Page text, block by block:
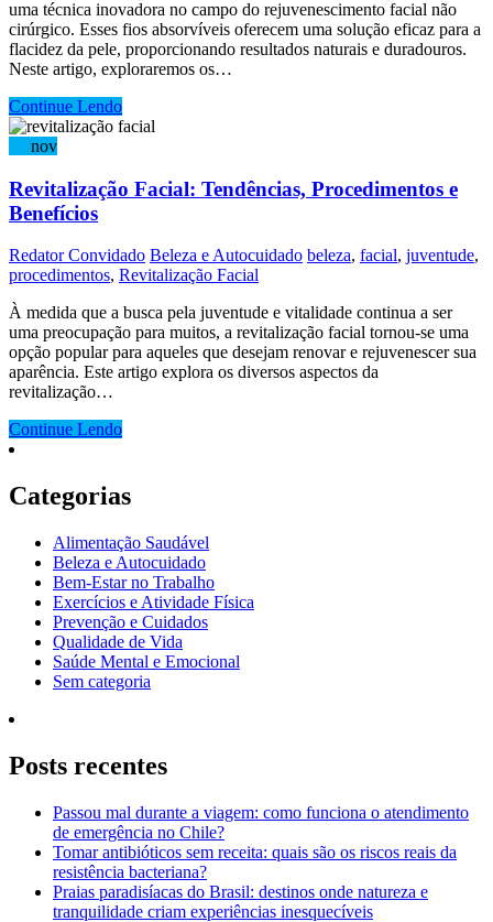
uma técnica inovadora no campo do rejuvenescimento facial não
cirúrgico. Esses fios absorvíveis oferecem uma solução eficaz para a
flacidez da pele, proporcionando resultados naturais e duradouros.
Neste artigo, exploraremos os…
Continue Lendo
nov
Revitalização Facial: Tendências, Procedimentos e
Benefícios
Redator Convidado Beleza e Autocuidado beleza, facial, juventude,
procedimentos, Revitalização Facial
À medida que a busca pela juventude e vitalidade continua a ser
uma preocupação para muitos, a revitalização facial tornou-se uma
opção popular para aqueles que desejam renovar e rejuvenescer sua
aparência. Este artigo explora os diversos aspectos da
revitalização…
Continue Lendo
Categorias
Alimentação Saudável
Beleza e Autocuidado
Bem-Estar no Trabalho
Exercícios e Atividade Física
Prevenção e Cuidados
Qualidade de Vida
Saúde Mental e Emocional
Sem categoria
Posts recentes
Passou mal durante a viagem: como funciona o atendimento
de emergência no Chile?
Tomar antibióticos sem receita: quais são os riscos reais da
resistência bacteriana?
Praias paradisíacas do Brasil: destinos onde natureza e
tranquilidade criam experiências inesquecíveis